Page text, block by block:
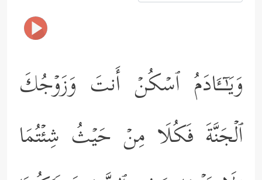
وَیَـٰۤــَٔادَمُ ٱسۡكُنۡ أَنتَ وَزَوۡجُكَ
ٱلۡجَنَّةَ فَكُلَا مِنۡ حَیۡثُ شِئۡتُمَا